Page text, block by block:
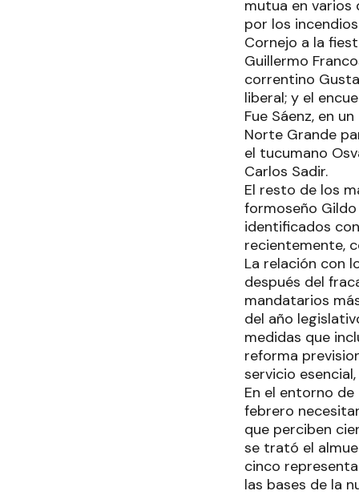
mutua en varios
por los
Cornejo a la
Guillermo
correntino
liberal; y el
Fue Sáenz, en
Norte Grande
el tucumano
Carlos Sadir.
El resto de los
formoseño
identificados
recientemente,
La relación con
después del
mandatarios
del año
medidas que
reforma
servicio
En el entorno
febrero
que perciben
se trató el
cinco
las bases de la